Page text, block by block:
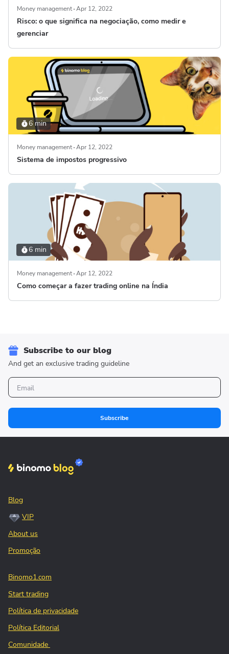
Money management Apr 12, 2022
Risco: o que significa na negociação, como medir e
gerenciar
6 min
Money management Apr 12, 2022
Sistema de impostos progressivo
6 min
Money management Apr 12, 2022
Como começar a fazer trading online na Índia
Subscribe to our blog
And get an exclusive trading guideline
Subscribe
Blog
VIP
About us
Promoção
Binomo1.com
Start trading
Política de privacidade
Política Editorial
Comunidade